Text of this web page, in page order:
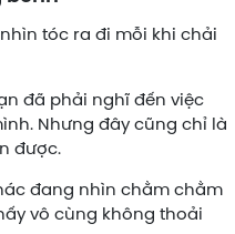
tóc ra đi mỗi khi chải
đã phải nghĩ đến việc
Nhưng đây cũng chỉ là
được.
đang nhìn chằm chằm
vô cùng không thoải